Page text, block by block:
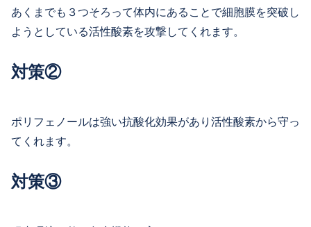
あくまでも３つそろって体内にあることで細胞膜を突破し
ようとしている活性酸素を攻撃してくれます。
対策②
ポリフェノールは強い抗酸化効果があり活性酸素から守っ
てくれます。
対策③